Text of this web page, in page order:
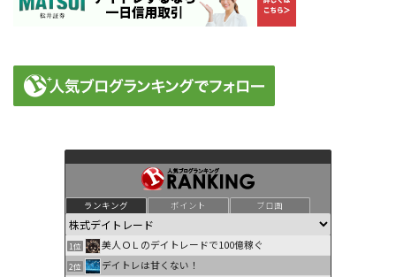
ランキング ポイント ブロ画
1位 美人ＯＬのデイトレードで100億稼ぐ
2位 デイトレは甘くない！